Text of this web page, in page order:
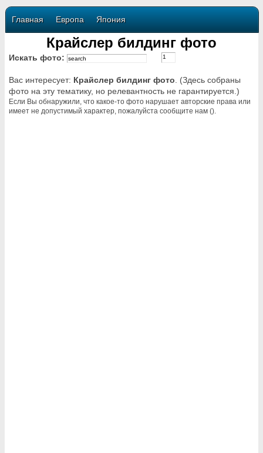
Главная Европа Япония
Крайслер билдинг фото
Искать фото:
Вас интересует: Крайслер билдинг фото . (Здесь собраны
фото на эту тематику, но релевантность не гарантируется.)
Если Вы обнаружили, что какое-то фото нарушает авторские права или
имеет не допустимый характер, пожалуйста сообщите нам ().